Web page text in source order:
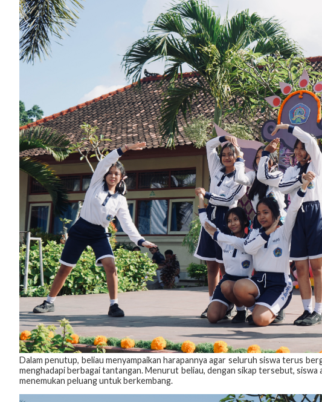
Dalam penutup, beliau menyampaikan harapannya agar seluruh siswa terus
menghadapi berbagai tantangan. Menurut beliau, dengan sikap tersebut, siswa
menemukan peluang untuk berkembang.